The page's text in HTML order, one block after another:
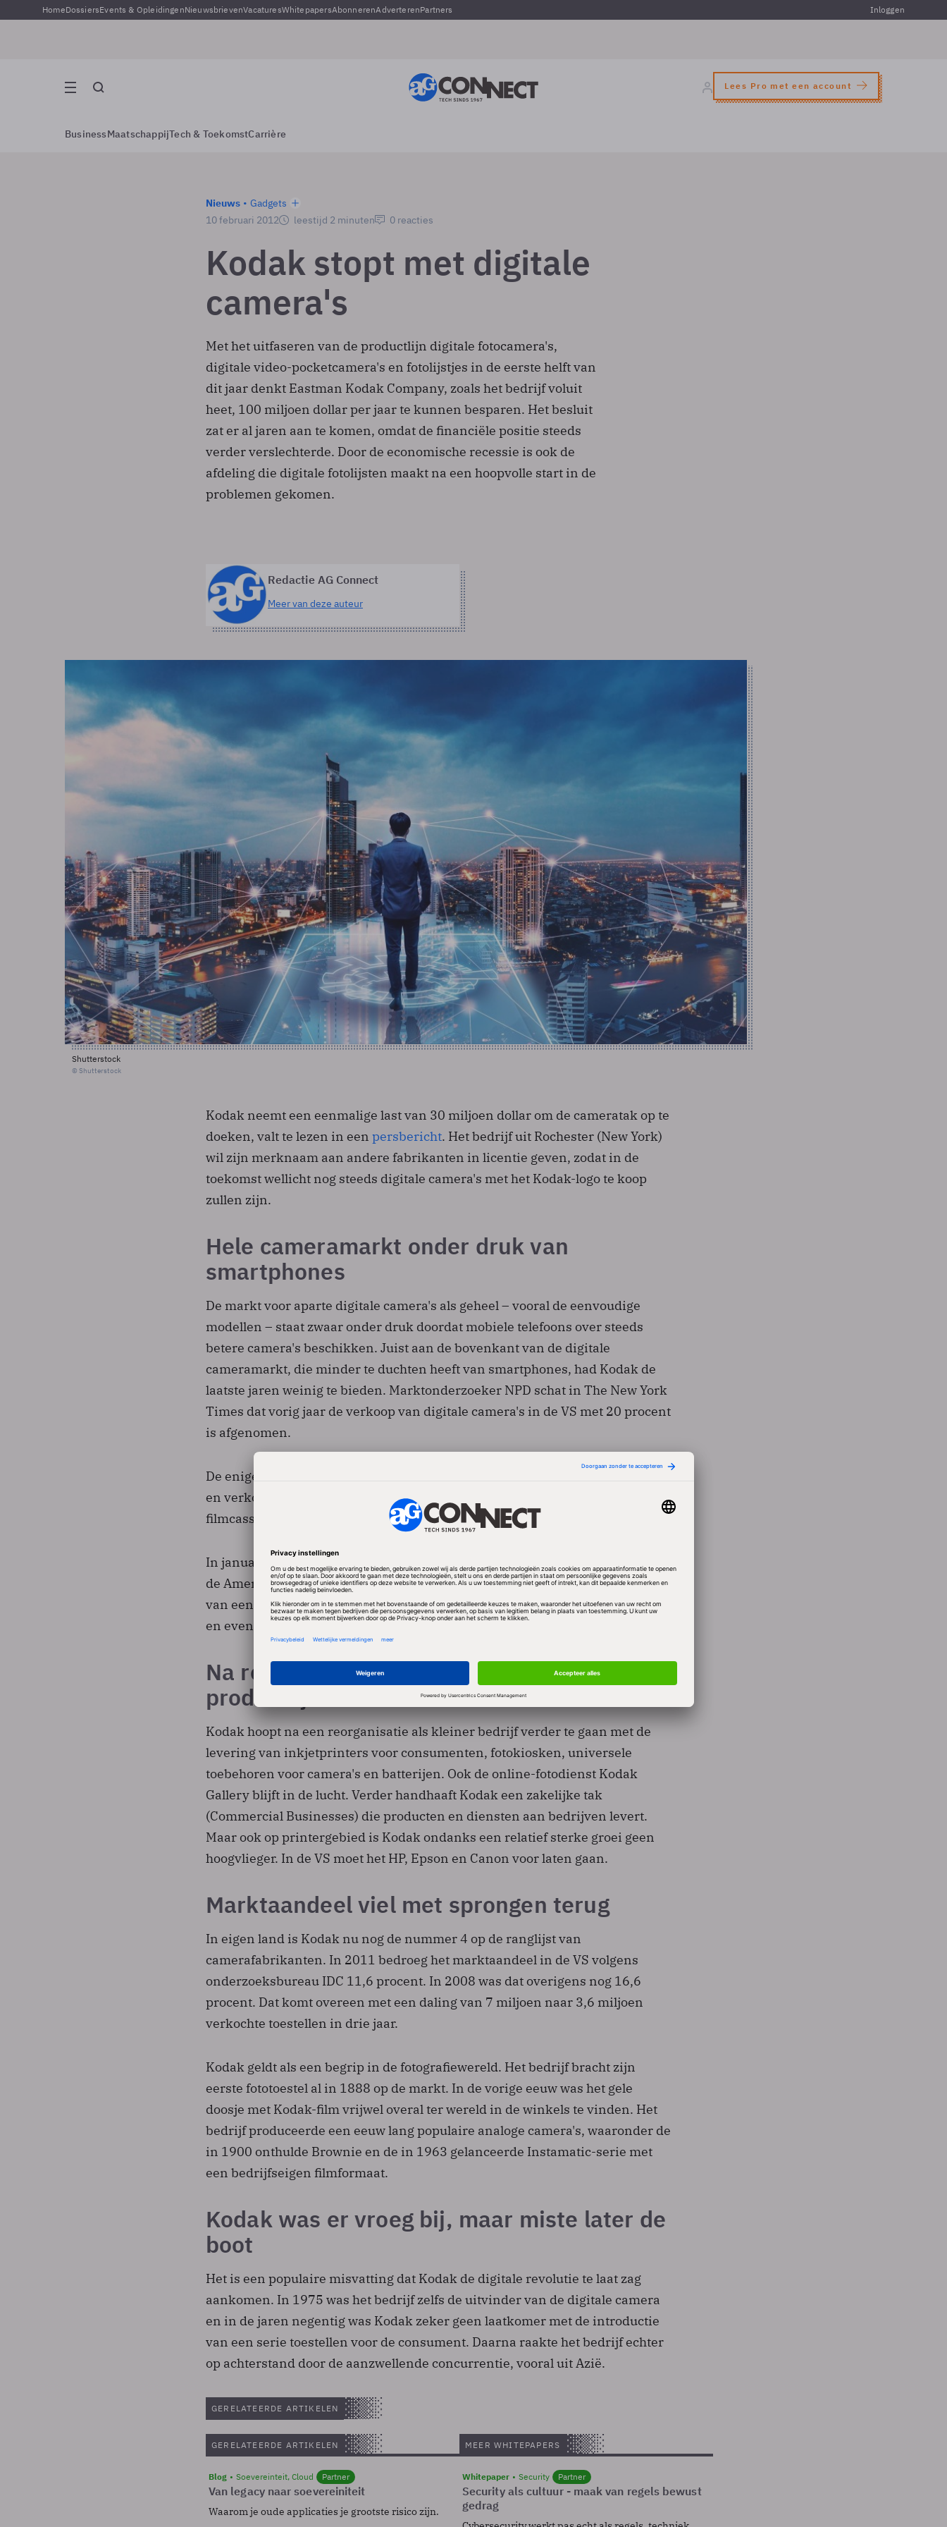
HomeDossiersEvents & OpleidingenNieuwsbrievenVacaturesWhitepapersAbonnerenAdverterenPartners Inloggen
Lees Pro met een account
BusinessMaatschappijTech & ToekomstCarrière
Nieuws
Gadgets
10 februari 2012
leestijd 2 minuten 0 reacties
Kodak stopt met digitale
camera's
Met het uitfaseren van de productlijn digitale fotocamera's,
digitale video-pocketcamera's en fotolijstjes in de eerste helft van
dit jaar denkt Eastman Kodak Company, zoals het bedrijf voluit
heet, 100 miljoen dollar per jaar te kunnen besparen. Het besluit
zat er al jaren aan te komen, omdat de financiële positie steeds
verder verslechterde. Door de economische recessie is ook de
afdeling die digitale fotolijsten maakt na een hoopvolle start in de
problemen gekomen.
Redactie AG Connect
Meer van deze auteur
Shutterstock
© Shutterstock
Kodak neemt een eenmalige last van 30 miljoen dollar om de cameratak op te
doeken, valt te lezen in een persbericht. Het bedrijf uit Rochester (New York)
wil zijn merknaam aan andere fabrikanten in licentie geven, zodat in de
toekomst wellicht nog steeds digitale camera's met het Kodak-logo te koop
zullen zijn.
Hele cameramarkt onder druk van
smartphones
De markt voor aparte digitale camera's als geheel – vooral de eenvoudige
modellen – staat zwaar onder druk doordat mobiele telefoons over steeds
betere camera's beschikken. Juist aan de bovenkant van de digitale
cameramarkt, die minder te duchten heeft van smartphones, had Kodak de
laatste jaren weinig te bieden. Marktonderzoeker NPD schat in The New York
Times dat vorig jaar de verkoop van digitale camera's in de VS met 20 procent
is afgenomen.
De enige resterende activiteit op cameragebied van Kodak zelf is de fabricage
en verkoop van analoge wegwerptoestellen, die uit niet veel meer dan een
filmcassette met een lensje bestaan.
In januari vroeg Kodak uitstel van betaling aan op grond van 'Chapter 11' van
de Amerikaanse faillissementswet. In de VS hoeft dat niet per se voorbode
van een bankroet te zijn. Het geeft een bedrijf gelegenheid te reorganiseren
en eventueel in afgeslankte vorm door te gaan.
Na reorganisatie verder met beperkte
productlijn
Kodak hoopt na een reorganisatie als kleiner bedrijf verder te gaan met de
levering van inkjetprinters voor consumenten, fotokiosken, universele
toebehoren voor camera's en batterijen. Ook de online-fotodienst Kodak
Gallery blijft in de lucht. Verder handhaaft Kodak een zakelijke tak
(Commercial Businesses) die producten en diensten aan bedrijven levert.
Maar ook op printergebied is Kodak ondanks een relatief sterke groei geen
hoogvlieger. In de VS moet het HP, Epson en Canon voor laten gaan.
Marktaandeel viel met sprongen terug
In eigen land is Kodak nu nog de nummer 4 op de ranglijst van
camerafabrikanten. In 2011 bedroeg het marktaandeel in de VS volgens
onderzoeksbureau IDC 11,6 procent. In 2008 was dat overigens nog 16,6
procent. Dat komt overeen met een daling van 7 miljoen naar 3,6 miljoen
verkochte toestellen in drie jaar.
Kodak geldt als een begrip in de fotografiewereld. Het bedrijf bracht zijn
eerste fototoestel al in 1888 op de markt. In de vorige eeuw was het gele
doosje met Kodak-film vrijwel overal ter wereld in de winkels te vinden. Het
bedrijf produceerde een eeuw lang populaire analoge camera's, waaronder de
in 1900 onthulde Brownie en de in 1963 gelanceerde Instamatic-serie met
een bedrijfseigen filmformaat.
Kodak was er vroeg bij, maar miste later de
boot
Het is een populaire misvatting dat Kodak de digitale revolutie te laat zag
aankomen. In 1975 was het bedrijf zelfs de uitvinder van de digitale camera
en in de jaren negentig was Kodak zeker geen laatkomer met de introductie
van een serie toestellen voor de consument. Daarna raakte het bedrijf echter
op achterstand door de aanzwellende concurrentie, vooral uit Azië.
GERELATEERDE ARTIKELEN
GERELATEERDE ARTIKELEN
Blog Soevereinteit, Cloud Partner
Van legacy naar soevereiniteit
Waarom je oude applicaties je grootste risico zijn.
MEER WHITEPAPERS
Whitepaper Security Partner
Security als cultuur - maak van regels bewust
gedrag